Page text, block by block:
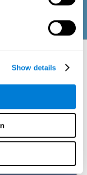
Show details
en nuestro día a
aunque eso
clasificar, ordenar y
son cada una de las
el Razonamiento (CAB-